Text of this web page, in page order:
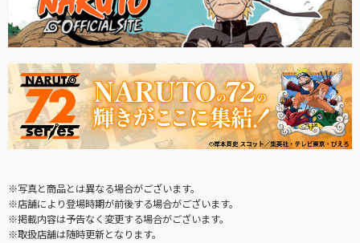
※写真と商品とは異なる場合がございます。
※店舗により登場時期が前後する場合がございます。
※掲載内容は予告なく変更する場合がございます。
※取扱店舗は随時更新となります。